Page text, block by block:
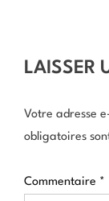
LAISSER
Votre adresse
obligatoires
Commentaire *